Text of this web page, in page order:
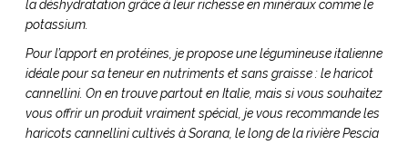
la déshydratation grâce à leur richesse en minéraux comme le
potassium.
Pour l’apport en protéines, je propose une légumineuse italienne
idéale pour sa teneur en nutriments et sans graisse : le haricot
cannellini. On en trouve partout en Italie, mais si vous souhaitez
vous offrir un produit vraiment spécial, je vous recommande les
haricots cannellini cultivés à Sorana, le long de la rivière Pescia